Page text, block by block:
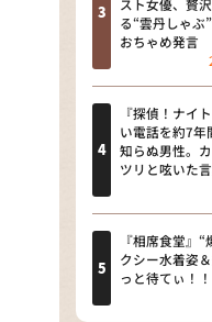
朝だ
教えて
ミカタ
ＬＩ
新婚
ポツ
ザキ
る“雲丹しゃぶ
おちゃめ発言
『探偵！ナイ
い電話を約7年
知らぬ男性。
ツリと呟いた
『相席食堂』
クシー水着姿
っと待てぃ！